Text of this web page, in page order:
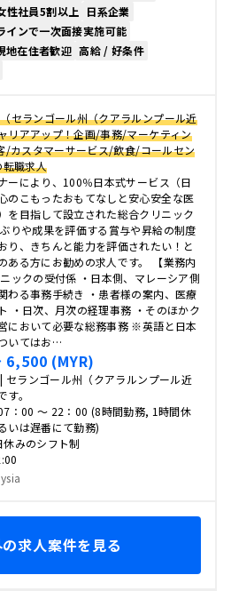
性社員5割以上
日系企業
インで一次面接実施可能
地在住者歓迎 高給 / 好条件
セランゴール州（クアラルンプール近
リアアップ！企画/事務/マーケティン
/カスタマーサービス/飲食/コールセン
職求人
ーにより、100％日本式サービス（日
のこもったおもてなしと安心安全な医
を目指して設立された総合クリニック
りや成果を評価する賞与や昇給の制度
り、きちんと能力を評価されたい！と
ある方にお勧めの求人です。 【業務内
ックの受付係 ・日本側、マレーシア側
わる事務手続き ・患者様の案内、医療
・日次、月次の経理事務 ・そのほかク
において必要な総務事務 ※英語と日本
いてはお…
6,500 (MYR)
セランゴール州（クアラルンプール近
。
：00 ～ 22：00 (8時間勤務, 1時間休
いは遅番にて勤務)
みのシフト制
求人案件を見る